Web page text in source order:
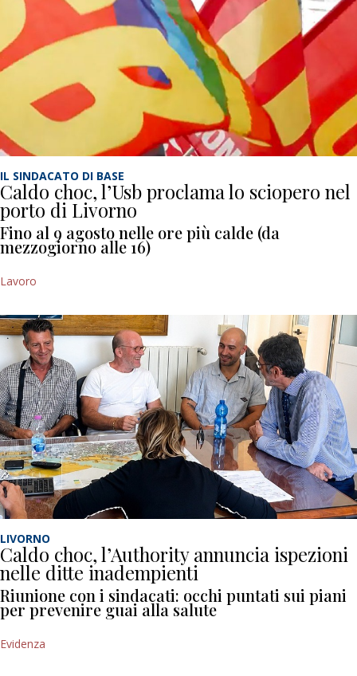
IL SINDACATO DI BASE
Caldo choc, l’Usb proclama lo sciopero nel
porto di Livorno
Fino al 9 agosto nelle ore più calde (da
mezzogiorno alle 16)
Lavoro
LIVORNO
Caldo choc, l’Authority annuncia ispezioni
nelle ditte inadempienti
Riunione con i sindacati: occhi puntati sui piani
per prevenire guai alla salute
Evidenza